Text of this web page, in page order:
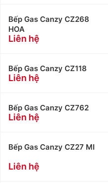
Bếp Gas Canzy CZ268
HOA
Liên hệ
Bếp Gas Canzy CZ118
Liên hệ
Bếp Gas Canzy CZ762
Liên hệ
Bếp Gas Canzy CZ27 MI
Liên hệ